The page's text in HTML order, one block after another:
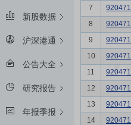
新股数据
沪深港通
公告大全
研究报告
年报季报
7
920471
8
920471
9
920471
10
920471
11
920471
12
920471
13
920471
14
920471